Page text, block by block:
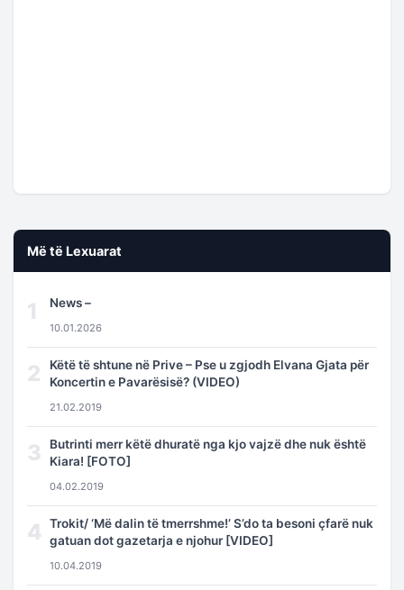
Më të Lexuarat
1 News –
10.01.2026
2
Këtë të shtune në Prive – Pse u zgjodh Elvana Gjata për
Koncertin e Pavarësisë? (VIDEO)
21.02.2019
3
Butrinti merr këtë dhuratë nga kjo vajzë dhe nuk është
Kiara! [FOTO]
04.02.2019
4
Trokit/ ‘Më dalin të tmerrshme!’ S’do ta besoni çfarë nuk
gatuan dot gazetarja e njohur [VIDEO]
10.04.2019